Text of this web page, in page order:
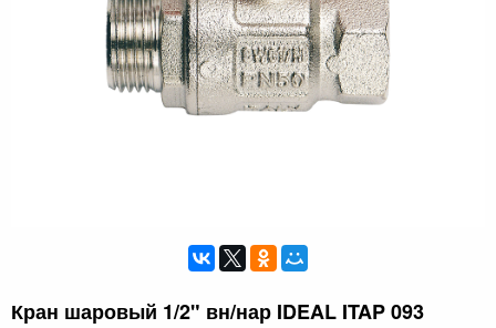
Кран шаровый 1/2" вн/нар IDEAL ITAP 093